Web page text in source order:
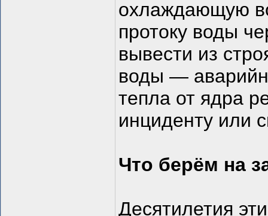
охлаждающую
протоку воды
вывести из
воды —
тепла от ядра
инциденту или
Что берём на
Десятилетия